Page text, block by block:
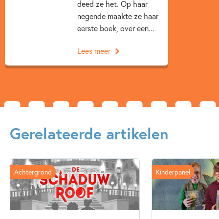
deed ze het. Op haar
negende maakte ze haar
eerste boek, over een...
Lees meer
Gerelateerde artikelen
Achtergrond Kinderpanel